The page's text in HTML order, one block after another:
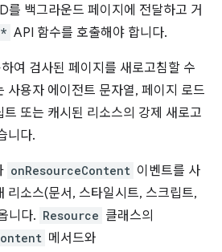
를 백그라운드 페이지에 전달하고 거
API 함수를 호출해야 합니다.
여 검사된 페이지를 새로고침할 수
사용자 에이전트 문자열, 페이지 로드
또는 캐시된 리소스의 강제 새로고
니다.
onResourceContent 이벤트를 사
리소스(문서, 스타일시트, 스크립트,
니다. Resource 클래스의
메서드와